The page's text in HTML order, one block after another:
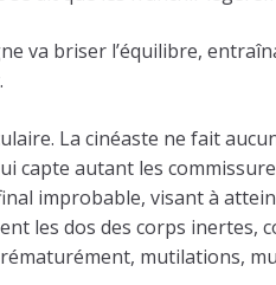
va briser l’équilibre,
La cinéaste ne fait
capte autant les
improbable, visant à
les dos des corps
mutilations,